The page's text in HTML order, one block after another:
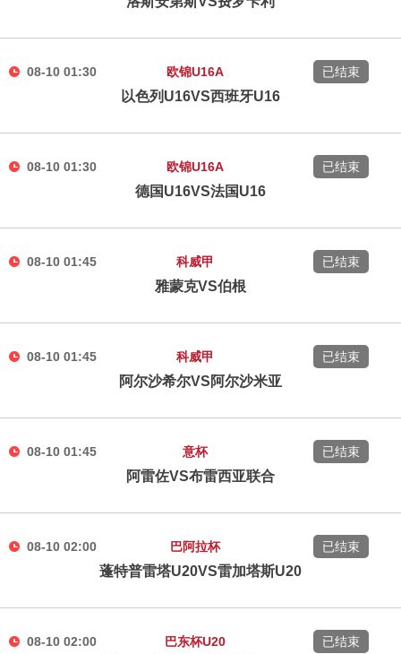
08-10 01:30 欧锦U16A
以色列U16VS西班牙U16
已结束
08-10 01:30 欧锦U16A
德国U16VS法国U16
已结束
08-10 01:45 科威甲
雅蒙克VS伯根
已结束
08-10 01:45 科威甲
阿尔沙希尔VS阿尔沙米亚
已结束
08-10 01:45 意杯
阿雷佐VS布雷西亚联合
已结束
08-10 02:00 巴阿拉杯
蓬特普雷塔U20VS雷加塔斯U20
已结束
08-10 02:00 巴东杯U20 已结束